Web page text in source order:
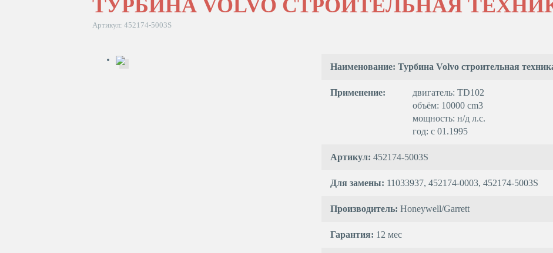
ТУРБИНА VOLVO СТРОИТЕЛЬНАЯ
Артикул: 452174-5003S
Наименование: Турбина Volvo строительная
Применение:
двигатель: TD102
объём: 10000 cm3
мощность: н/д л.с.
год: с 01.1995
Артикул: 452174-5003S
Для замены: 11033937, 452174-0003, 452174-5003S
Производитель: Honeywell/Garrett
Гарантия: 12 мес